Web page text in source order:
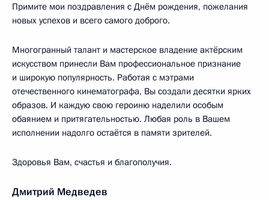
Примите мои поздравления с Днём рождения, пожелания
новых успехов и всего самого доброго.
Многогранный талант и мастерское владение актёрским
искусством принесли Вам профессиональное признание
и широкую популярность. Работая с мэтрами
отечественного кинематографа, Вы создали десятки ярких
образов. И каждую свою героиню наделили особым
обаянием и притягательностью. Любая роль в Вашем
исполнении надолго остаётся в памяти зрителей.
Здоровья Вам, счастья и благополучия.
Дмитрий Медведев